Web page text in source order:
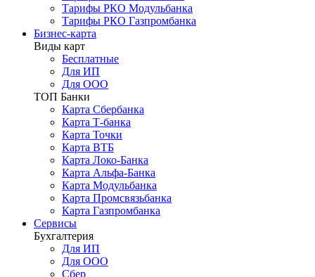
Тарифы РКО Модульбанка
Тарифы РКО Газпромбанка
Бизнес-карта
Виды карт
Бесплатные
Для ИП
Для ООО
ТОП Банки
Карта Сбербанка
Карта Т-банка
Карта Точки
Карта ВТБ
Карта Локо-Банка
Карта Альфа-Банка
Карта Модульбанка
Карта Промсвязьбанка
Карта Газпромбанка
Сервисы
Бухгалтерия
Для ИП
Для ООО
Сбер